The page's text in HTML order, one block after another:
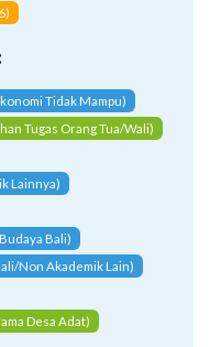
Tidak Mampu)
Tugas Orang Tua/Wali)
Lainnya)
Bali)
Non Akademik Lain)
Desa Adat)